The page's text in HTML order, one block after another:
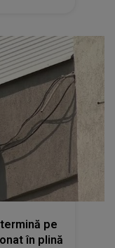
pe
în plină